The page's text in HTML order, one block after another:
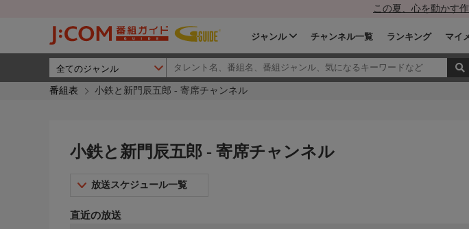
この夏、心を動かす
ジャンル チャンネル一覧 ランキング マイ
番組表 小鉄と新門辰五郎 - 寄席チャンネル
小鉄と新門辰五郎 - 寄席チャンネル
放送スケジュール一覧
直近の放送